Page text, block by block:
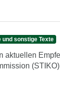
und sonstige Texte
aktuellen